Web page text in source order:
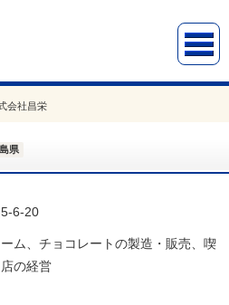
会社昌栄
県
6-20
ム、チョコレートの製造・販売、喫
の経営